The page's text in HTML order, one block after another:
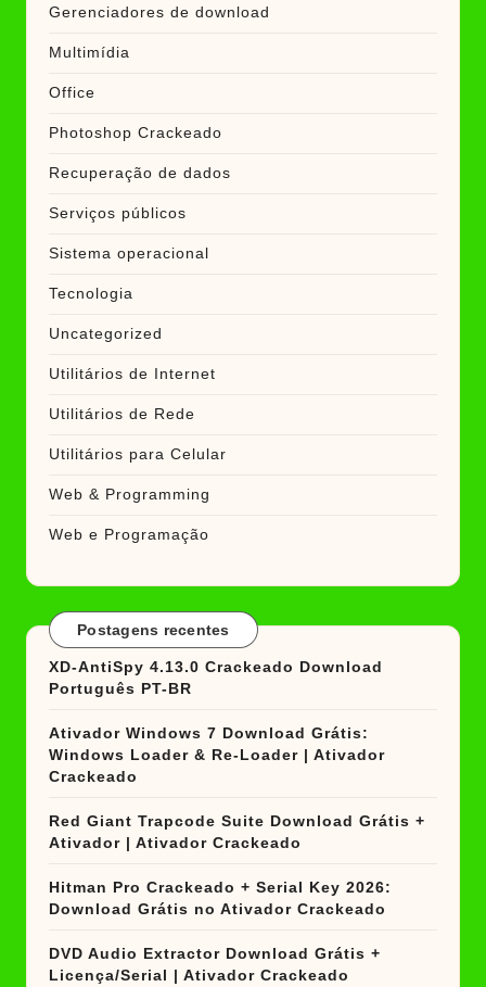
Gerenciadores de download
Multimídia
Office
Photoshop Crackeado
Recuperação de dados
Serviços públicos
Sistema operacional
Tecnologia
Uncategorized
Utilitários de Internet
Utilitários de Rede
Utilitários para Celular
Web & Programming
Web e Programação
Postagens recentes
XD-AntiSpy 4.13.0 Crackeado Download
Português PT-BR
Ativador Windows 7 Download Grátis:
Windows Loader & Re-Loader | Ativador
Crackeado
Red Giant Trapcode Suite Download Grátis +
Ativador | Ativador Crackeado
Hitman Pro Crackeado + Serial Key 2026:
Download Grátis no Ativador Crackeado
DVD Audio Extractor Download Grátis +
Licença/Serial | Ativador Crackeado